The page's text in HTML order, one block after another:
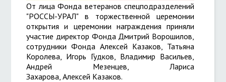
От лица Фонда ветеранов спецподразделений
"РОССЫ-УРАЛ" в торжественной церемонии
открытия и церемонии награждения приняли
участие директор Фонда Дмитрий Ворошилов,
сотрудники Фонда Алексей Казаков, Татьяна
Королева, Игорь Гудков, Владимир Васильев,
Андрей Мезенцев, Лариса
Захарова, Алексей Казаков.